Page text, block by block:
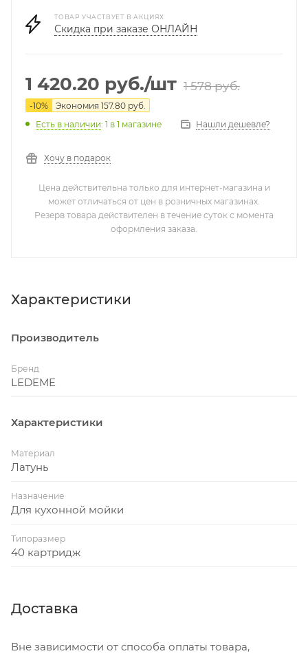
ТОВАР УЧАСТВУЕТ В АКЦИЯХ
Скидка при заказе ОНЛАЙН
1 420.20 руб./шт 1 578руб.
-10% Экономия 157.80 руб.
Есть в наличии: 1 в 1 магазине Нашли дешевле?
Хочу в подарок
Цена действительна только для интернет-магазина и
может отличаться от цен в розничных магазинах.
Резерв товара действителен в течение суток с момента
оформления заказа.
Характеристики
Производитель
Бренд
LEDEME
Характеристики
Материал
Латунь
Назначение
Для кухонной мойки
Типоразмер
40 картридж
Доставка
Вне зависимости от способа оплаты товара,